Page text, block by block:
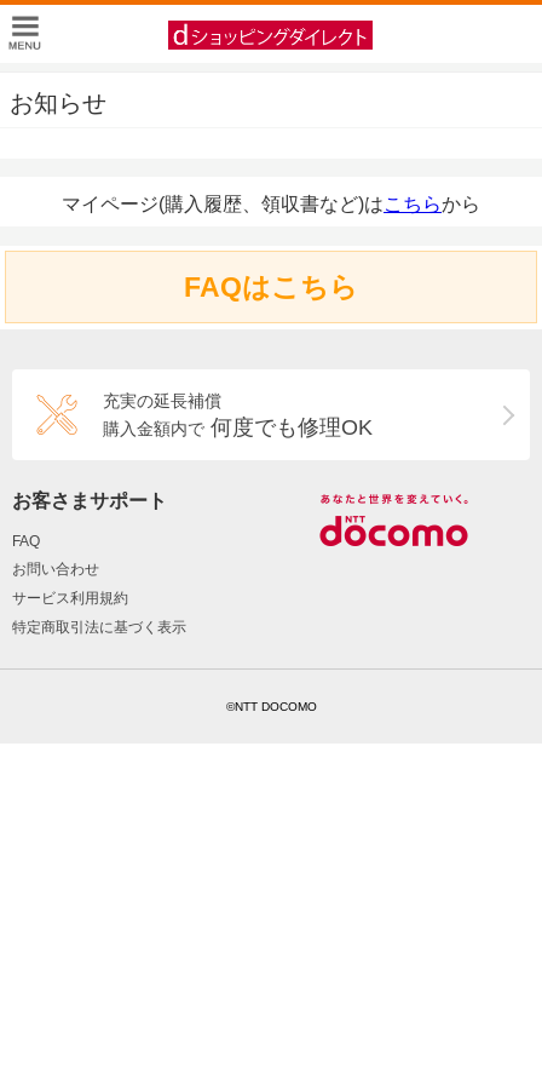
お知らせ
マイページ(購入履歴、領収書など)はこちらから
FAQはこちら
充実の延長補償
購入金額内で 何度でも修理OK
お客さまサポート
FAQ
お問い合わせ
サービス利用規約
特定商取引法に基づく表示
©NTT DOCOMO